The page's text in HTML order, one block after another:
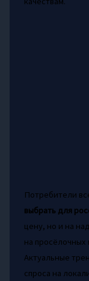
Потребители
выбрать для
цену, но и на
на
Актуальные
спроса на